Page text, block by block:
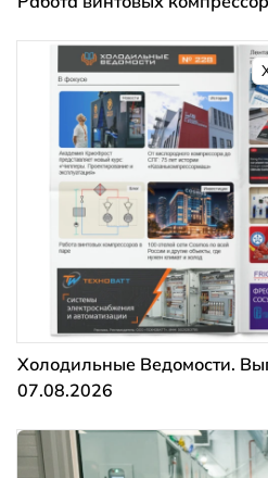
Холодильные Ведомости.
07.08.2026